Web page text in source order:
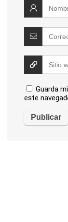
Guarda
este